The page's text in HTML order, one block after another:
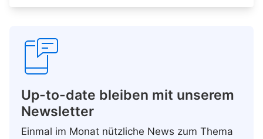
Up-to-date bleiben mit unserem
Newsletter
Einmal im Monat nützliche News zum Thema